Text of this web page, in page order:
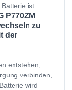
ist.
P770ZM
zu
der
entstehen,
verbinden,
wird